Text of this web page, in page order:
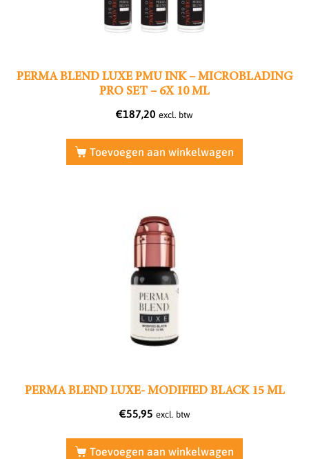
PERMA BLEND LUXE PMU INK – MICROBLADING
PRO SET – 6X 10 ML
€187,20 excl. btw
Toevoegen aan winkelwagen
PERMA BLEND LUXE- MODIFIED BLACK 15 ML
€55,95 excl. btw
Toevoegen aan winkelwagen